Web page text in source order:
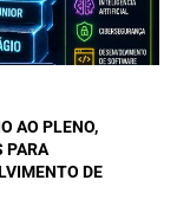
AO PLENO,
PARA
DE